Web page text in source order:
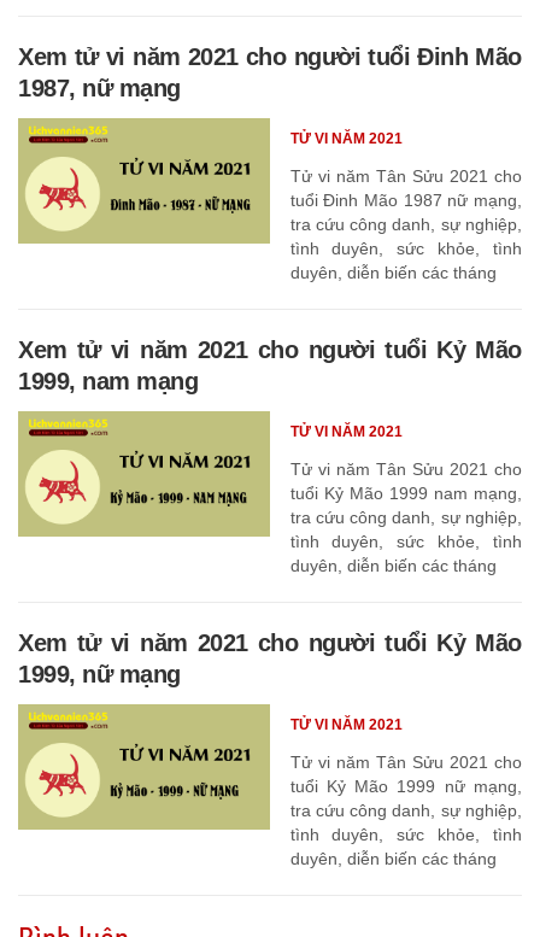
Xem tử vi năm 2021 cho người tuổi Đinh Mão
1987, nữ mạng
Tử vi năm Tân Sửu 2021 cho
tuổi Đinh Mão 1987 nữ mạng,
tra cứu công danh, sự nghiệp,
tình duyên, sức khỏe, tình
duyên, diễn biến các tháng
TỬ VI NĂM 2021
Xem tử vi năm 2021 cho người tuổi Kỷ Mão
1999, nam mạng
Tử vi năm Tân Sửu 2021 cho
tuổi Kỷ Mão 1999 nam mạng,
tra cứu công danh, sự nghiệp,
tình duyên, sức khỏe, tình
duyên, diễn biến các tháng
TỬ VI NĂM 2021
Xem tử vi năm 2021 cho người tuổi Kỷ Mão
1999, nữ mạng
Tử vi năm Tân Sửu 2021 cho
tuổi Kỷ Mão 1999 nữ mạng,
tra cứu công danh, sự nghiệp,
tình duyên, sức khỏe, tình
duyên, diễn biến các tháng
TỬ VI NĂM 2021